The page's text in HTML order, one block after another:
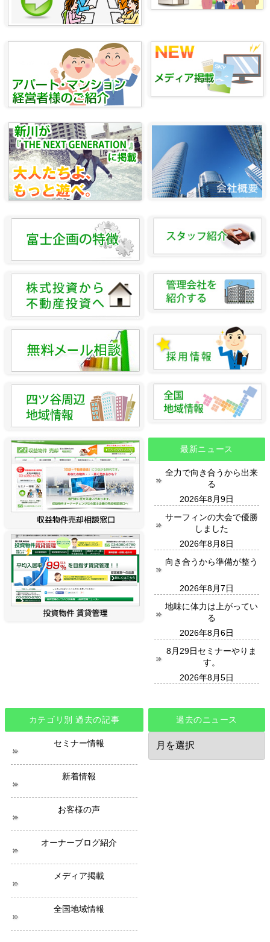
最新ニュース
全力で向き合うから出来
る
2026年8月9日
サーフィンの大会で優勝
しました
2026年8月8日
向き合うから準備が整う
2026年8月7日
地味に体力は上がってい
る
2026年8月6日
8月29日セミナーやりま
す。
2026年8月5日
カテゴリ別 過去の記事
セミナー情報
新着情報
お客様の声
オーナーブログ紹介
メディア掲載
全国地域情報
過去のニュース
の